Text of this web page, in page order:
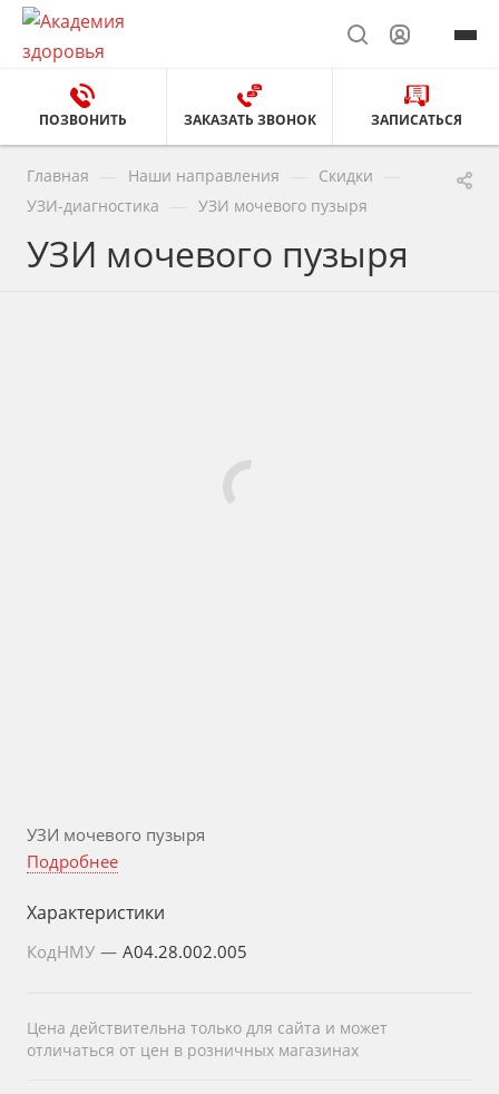
ПОЗВОНИТЬ ЗАКАЗАТЬ ЗВОНОК ЗАПИСАТЬСЯ
Главная Наши направления Скидки
УЗИ-диагностика УЗИ мочевого пузыря
УЗИ мочевого пузыря
УЗИ мочевого пузыря
Подробнее
Характеристики
КодНМУ — A04.28.002.005
Цена действительна только для сайта и может
отличаться от цен в розничных магазинах